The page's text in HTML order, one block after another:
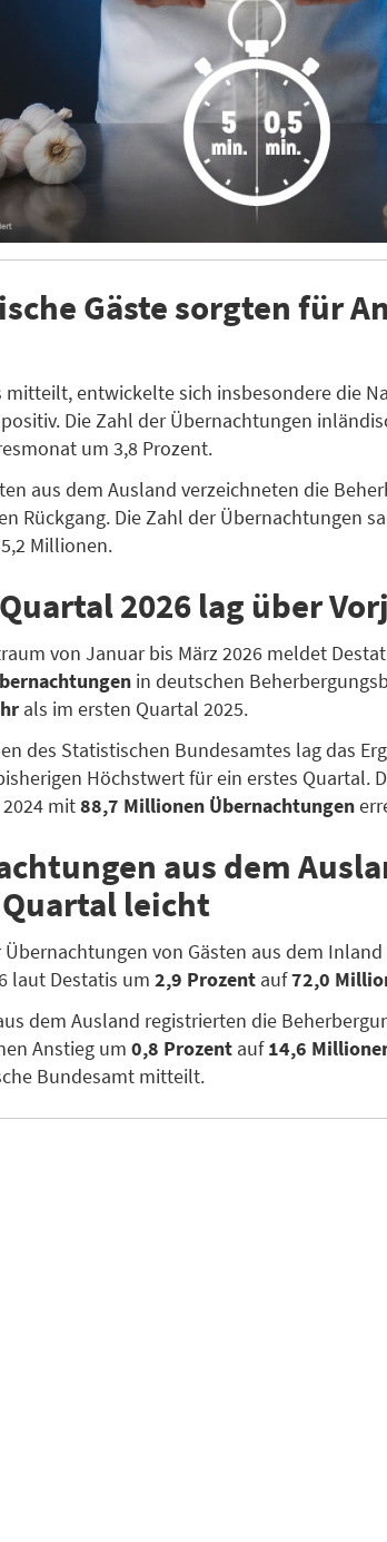
Gäste sorgten für
mitteilt, entwickelte sich insbesondere die
Die Zahl der Übernachtungen
um 3,8 Prozent.
aus dem Ausland verzeichneten die
Rückgang. Die Zahl der Übernachtungen
Millionen.
2026 lag über
von Januar bis März 2026 meldet
in deutschen
als im ersten Quartal 2025.
des Statistischen Bundesamtes lag das
Höchstwert für ein erstes Quartal.
mit88,7 Millionen Übernachtungen
aus dem
leicht
Übernachtungen von Gästen aus dem
laut Destatis um 2,9 Prozent auf72,0
dem Ausland registrierten die
Anstieg um 0,8 Prozent auf14,6
Bundesamt mitteilt.